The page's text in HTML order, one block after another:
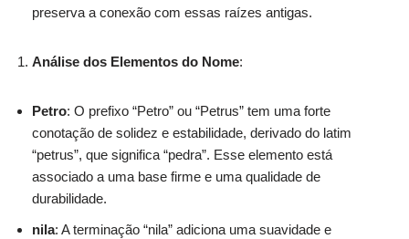
preserva a conexão com essas raízes antigas.
Análise dos Elementos do Nome:
Petro: O prefixo “Petro” ou “Petrus” tem uma forte
conotação de solidez e estabilidade, derivado do latim
“petrus”, que significa “pedra”. Esse elemento está
associado a uma base firme e uma qualidade de
durabilidade.
nila: A terminação “nila” adiciona uma suavidade e